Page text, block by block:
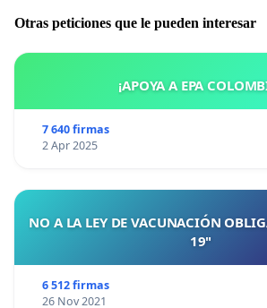
Otras peticiones que le pueden interesar
¡APOYA A EPA
7 640 firmas
2 Apr 2025
NO A LA LEY DE VACUNACIÓN
19"
6 512 firmas
26 Nov 2021